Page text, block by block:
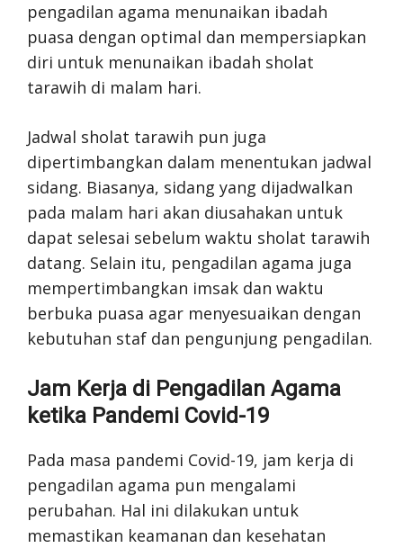
pengadilan agama menunaikan ibadah
puasa dengan optimal dan mempersiapkan
diri untuk menunaikan ibadah sholat
tarawih di malam hari.
Jadwal sholat tarawih pun juga
dipertimbangkan dalam menentukan jadwal
sidang. Biasanya, sidang yang dijadwalkan
pada malam hari akan diusahakan untuk
dapat selesai sebelum waktu sholat tarawih
datang. Selain itu, pengadilan agama juga
mempertimbangkan imsak dan waktu
berbuka puasa agar menyesuaikan dengan
kebutuhan staf dan pengunjung pengadilan.
Jam Kerja di Pengadilan Agama
ketika Pandemi Covid-19
Pada masa pandemi Covid-19, jam kerja di
pengadilan agama pun mengalami
perubahan. Hal ini dilakukan untuk
memastikan keamanan dan kesehatan